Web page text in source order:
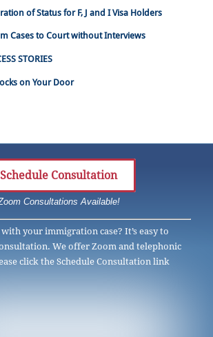
of Status for F, J and I Visa Holders
Cases to Court without Interviews
STORIES
on Your Door
Schedule Consultation
Consultations Available!
your immigration case? It’s easy to
We offer Zoom and telephonic
click the Schedule Consultation link